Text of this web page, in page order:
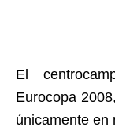
El
Eurocopa
únicamente en